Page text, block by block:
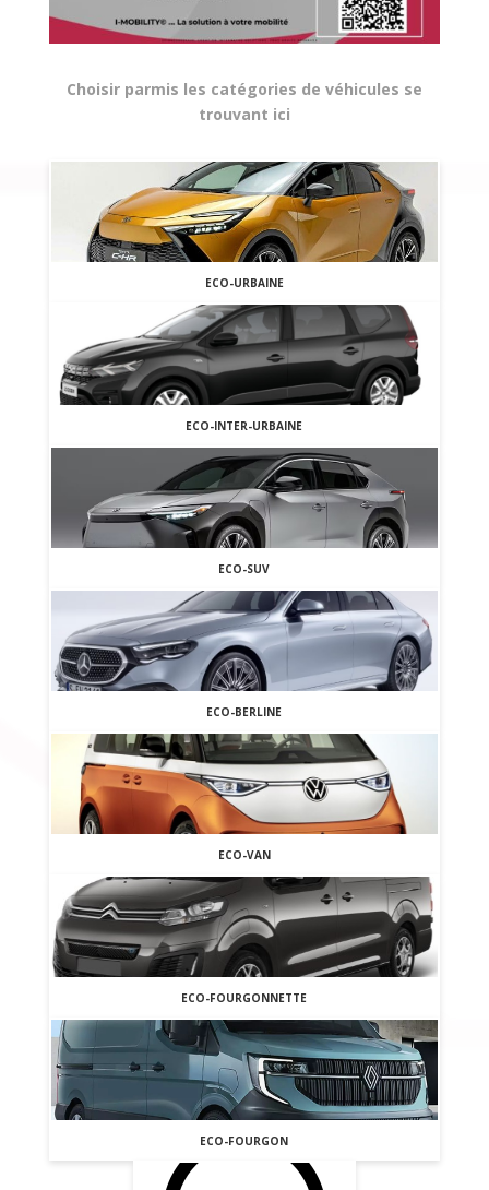
Choisir parmis les catégories de véhicules se
trouvant ici
ECO-URBAINE
ECO-INTER-URBAINE
ECO-SUV
ECO-BERLINE
ECO-VAN
ECO-FOURGONNETTE
ECO-FOURGON